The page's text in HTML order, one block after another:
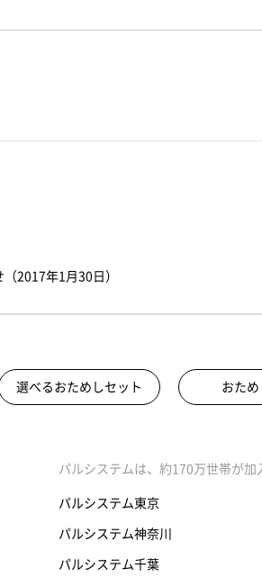
2017年1月30日）
選べるおためしセット おた
パルシステムは、約170万世帯が加
パルシステム東京
パルシステム神奈川
パルシステム千葉